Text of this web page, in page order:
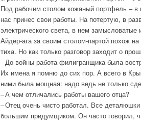
Под рабочим столом кожаный портфель – в
нас принес свои работы. На потертую, в
электрического света, в нем
Айдер-ага за своим столом-партой похож
тиха. Но как только разговор заходит о
– До войны работа филигранщика была
Их имена я помню до сих пор. А всего в
ними была мощная: надо ведь не только
– А чем отличались работы вашего отца?
– Отец очень чисто работал. Все
большим придумщиком. Он часто говорил,